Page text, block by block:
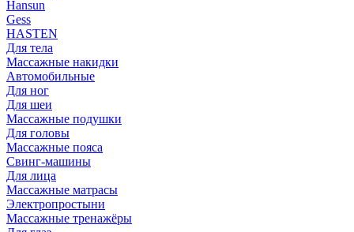
Hansun
Gess
HASTEN
Для тела
Массажные накидки
Автомобильные
Для ног
Для шеи
Массажные подушки
Для головы
Массажные пояса
Свинг-машины
Для лица
Массажные матрасы
Электропростыни
Массажные тренажёры